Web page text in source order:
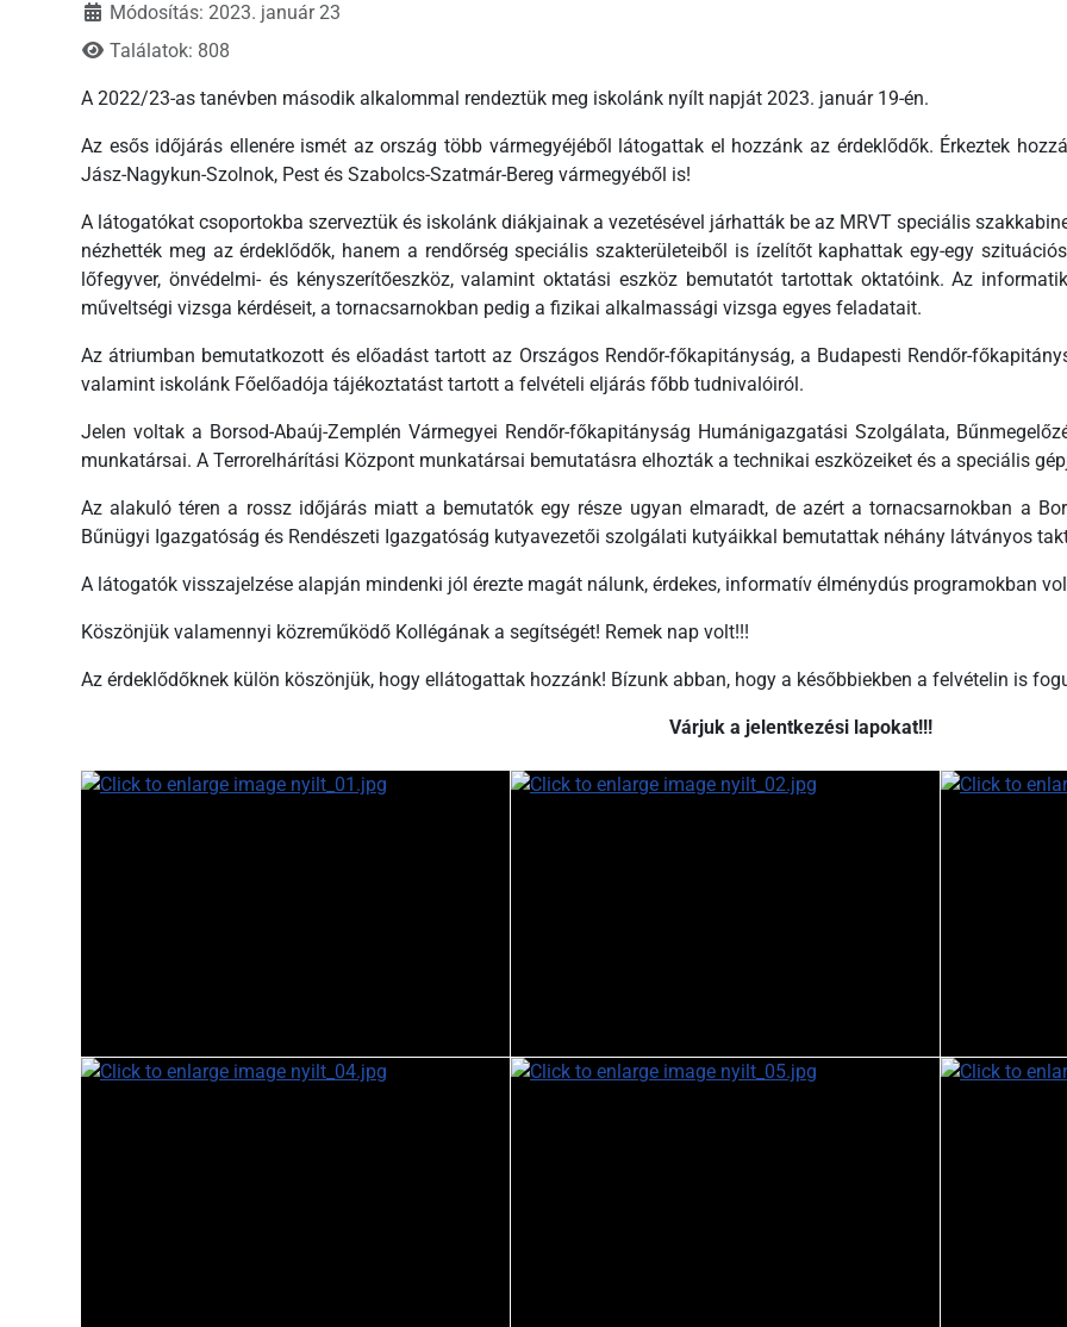
Módosítás: 2023. január 23
Találatok: 808
A 2022/23-as tanévben második alkalommal rendeztük meg iskolánk nyílt napját 2023. január 19-én.
Az esős időjárás ellenére ismét az ország több vármegyéjéből látogattak el hozzánk az érdeklődők. Érkeztek
Jász-Nagykun-Szolnok, Pest és Szabolcs-Szatmár-Bereg vármegyéből is!
A látogatókat csoportokba szerveztük és iskolánk diákjainak a vezetésével járhatták be az MRVT speciális
nézhették meg az érdeklődők, hanem a rendőrség speciális szakterületeiből is ízelítőt kaphattak egy-egy
lőfegyver, önvédelmi- és kényszerítőeszköz, valamint oktatási eszköz bemutatót tartottak oktatóink. Az
műveltségi vizsga kérdéseit, a tornacsarnokban pedig a fizikai alkalmassági vizsga egyes feladatait.
Az átriumban bemutatkozott és előadást tartott az Országos Rendőr-főkapitányság, a Budapesti Rendőr-
valamint iskolánk Főelőadója tájékoztatást tartott a felvételi eljárás főbb tudnivalóiról.
Jelen voltak a Borsod-Abaúj-Zemplén Vármegyei Rendőr-főkapitányság Humánigazgatási Szolgálata,
munkatársai. A Terrorelhárítási Központ munkatársai bemutatásra elhozták a technikai eszközeiket és a speciális
Az alakuló téren a rossz időjárás miatt a bemutatók egy része ugyan elmaradt, de azért a tornacsarnokban a
Bűnügyi Igazgatóság és Rendészeti Igazgatóság kutyavezetői szolgálati kutyáikkal bemutattak néhány látványos
A látogatók visszajelzése alapján mindenki jól érezte magát nálunk, érdekes, informatív élménydús programokban
Köszönjük valamennyi közreműködő Kollégának a segítségét! Remek nap volt!!!
Az érdeklődőknek külön köszönjük, hogy ellátogattak hozzánk! Bízunk abban, hogy a későbbiekben a felvételin is
Várjuk a jelentkezési lapokat!!!